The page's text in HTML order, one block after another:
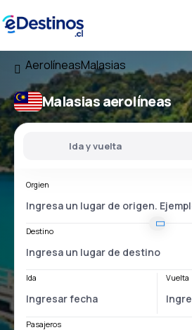
AerolíneasMalasias
Malasias aerolíneas
Ida y vuelta
Orgien
Destino
Ida Vuelta
Pasajeros